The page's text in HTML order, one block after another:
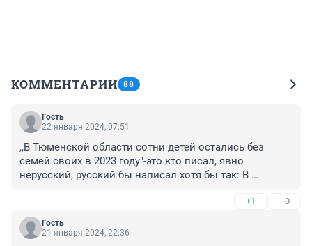
КОММЕНТАРИИ 88
Гость
22 января 2024, 07:51
,,В Тюменской области сотни детей остались без
семей своих в 2023 году"-это кто писал, явно
нерусский, русский бы написал хотя бы так: В
семей в 2023 году. ,,Грамотность" зашкаливает как у
пишущих, так и у редакторов. Позор.
+1 –0
Гость
21 января 2024, 22:36